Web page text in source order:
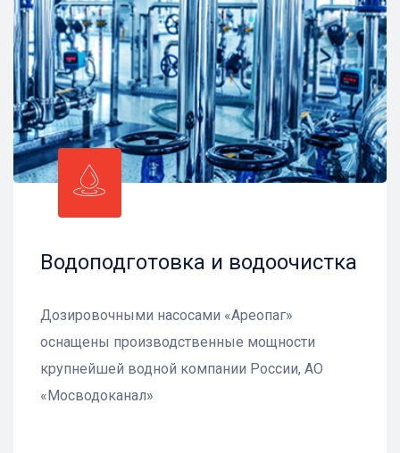
Водоподготовка и водоочистка
Дозировочными насосами «Ареопаг»
оснащены производственные мощности
крупнейшей водной компании России, АО
«Мосводоканал»